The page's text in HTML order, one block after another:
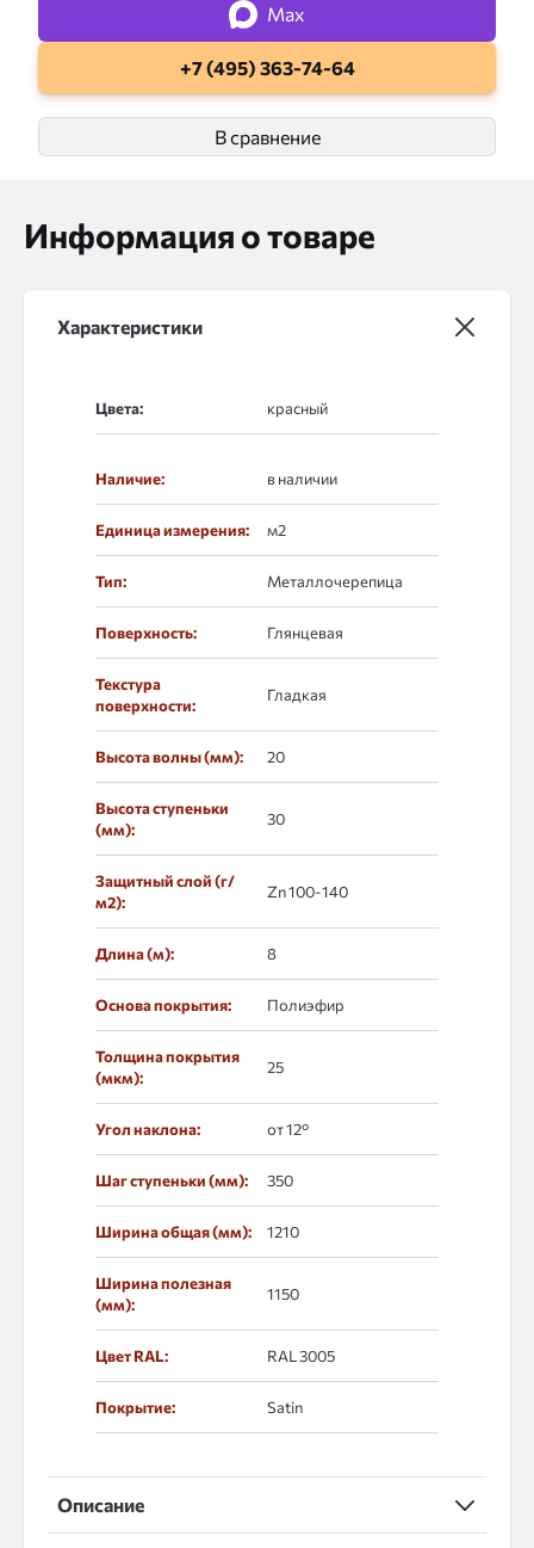
Max
+7 (495) 363-74-64
В сравнение
Информация о товаре
Характеристики
Цвета:
Наличие: в наличии
Единица измерения: м2
Тип: Металлочерепица
Поверхность: Глянцевая
Текстура
поверхности:
Гладкая
Высота волны (мм): 20
Высота ступеньки
(мм):
30
Защитный слой (г/
м2):
Zn 100-140
Длина (м): 8
Основа покрытия: Полиэфир
Толщина покрытия
(мкм):
25
Угол наклона: от 12°
Шаг ступеньки (мм): 350
Ширина общая (мм): 1210
Ширина полезная
(мм):
1150
Цвет RAL: RAL 3005
Покрытие: Satin
Описание